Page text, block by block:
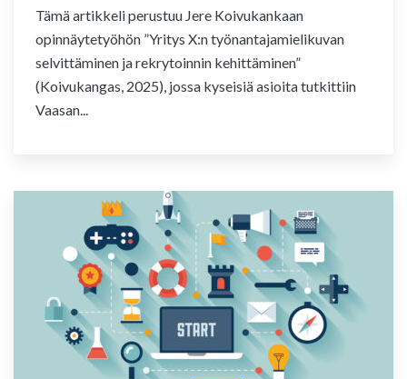
Tämä artikkeli perustuu Jere Koivukankaan
opinnäytetyöhön ”Yritys X:n työnantajamielikuvan
selvittäminen ja rekrytoinnin kehittäminen”
(Koivukangas, 2025), jossa kyseisiä asioita tutkittiin
Vaasan...